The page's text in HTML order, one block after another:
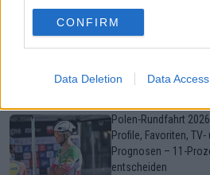
CONFIRM
Data Deletion Data Access
Vuelta a Burgos
Profile, Favoriten, TV-
in die letzte
Aug 07, 11:32
Polen-Rundfahrt
Profile, Favoriten,
Prognosen – 11-
entscheiden